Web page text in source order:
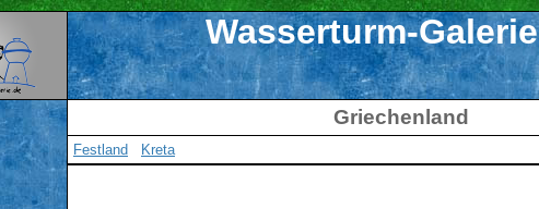
Wasserturm-Galerie
Griechenland
Festland Kreta